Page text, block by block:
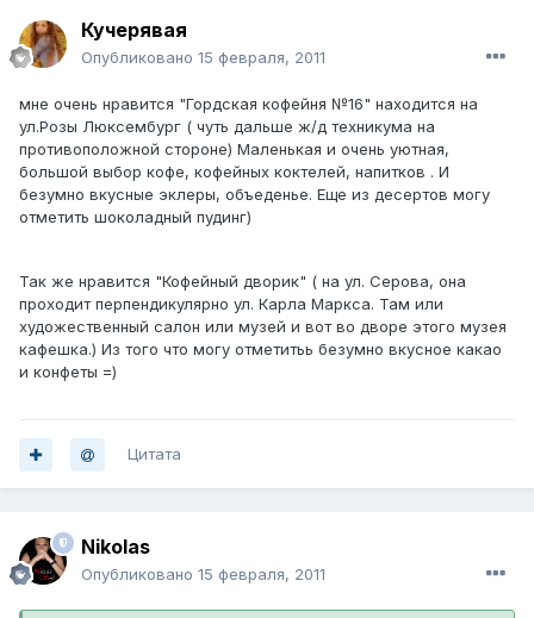
Кучерявая
Опубликовано 15 февраля, 2011
мне очень нравится "Гордская кофейня №16" находится на
ул.Розы Люксембург ( чуть дальше ж/д техникума на
противоположной стороне) Маленькая и очень уютная,
большой выбор кофе, кофейных коктелей, напитков . И
безумно вкусные эклеры, объеденье. Еще из десертов могу
отметить шоколадный пудинг)
Так же нравится "Кофейный дворик" ( на ул. Серова, она
проходит перпендикулярно ул. Карла Маркса. Там или
художественный салон или музей и вот во дворе этого музея
кафешка.) Из того что могу отметитьь безумно вкусное какао
и конфеты =)
Цитата
Nikolas
Опубликовано 15 февраля, 2011